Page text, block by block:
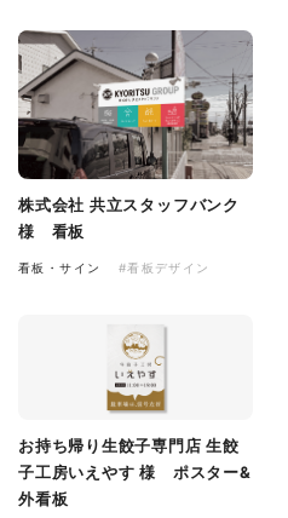
株式会社 共立スタッフバンク
様 看板
看板・サイン #看板デザイン
お持ち帰り生餃子専門店 生餃
子工房いえやす 様 ポスター&
外看板